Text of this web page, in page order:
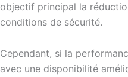
objectif principal la
conditions de sécurité.
Cependant, si la
avec une disponibilité